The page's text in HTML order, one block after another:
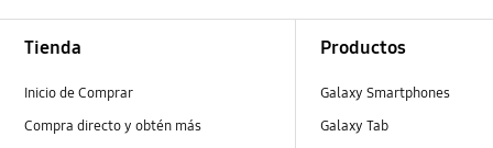
Tienda
Inicio de Comprar
Compra directo y obtén más
Productos
Galaxy Smartphones
Galaxy Tab